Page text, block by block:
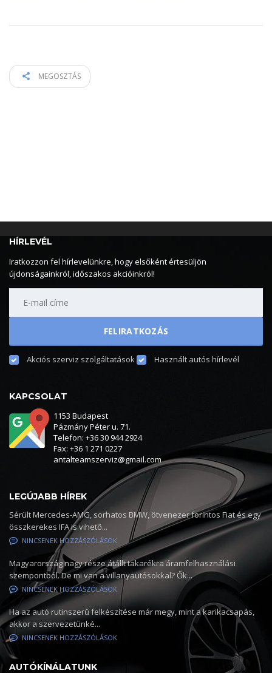
MEGOSZTÁS
HÍRLEVÉL
Iratkozzon fel hírlevelünkre, hogy elsőként értesüljön
újdonságainkról, időszakos akcióinkról!
Akciós szerviz szolgáltatások Használt autós hírlevél
KAPCSOLAT
1153 Budapest
Pázmány Péter u. 71.
Telefon: +36 30 944 2924
Fax: +36 1 271 0227
antalteamszerviz@gmail.com
LEGÚJABB HÍREK
Sérült Mercedes-AMG, sorhatos BMW, ötvenezer forintos Fiat és egy
összkerekes IFA is vihető...
NINCSENEK HOZZÁSZÓLÁSOK
Magyarország nagy része átállt takarékra áramfelhasználási
szempontból. De mi van a villanyautósokkal? Ők...
NINCSENEK HOZZÁSZÓLÁSOK
Ha az autó rutinszerű felkészítése már megy, mint a karikacsapás,
akkor a szervezetünké...
NINCSENEK HOZZÁSZÓLÁSOK
AUTÓKÍNÁLATUNK